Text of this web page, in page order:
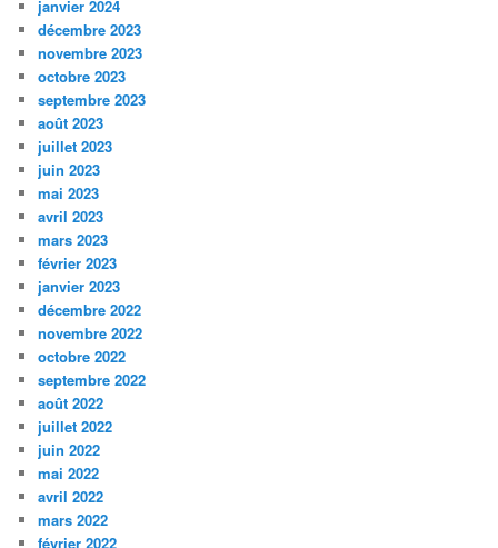
janvier 2024
décembre 2023
novembre 2023
octobre 2023
septembre 2023
août 2023
juillet 2023
juin 2023
mai 2023
avril 2023
mars 2023
février 2023
janvier 2023
décembre 2022
novembre 2022
octobre 2022
septembre 2022
août 2022
juillet 2022
juin 2022
mai 2022
avril 2022
mars 2022
février 2022